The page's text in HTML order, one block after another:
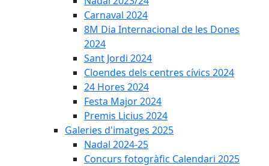
Carnaval 2024
8M Dia Internacional de les Dones
2024
Sant Jordi 2024
Cloendes dels centres cívics 2024
24 Hores 2024
Festa Major 2024
Premis Licius 2024
Galeries d'imatges 2025
Nadal 2024-25
Concurs fotogràfic Calendari 2025